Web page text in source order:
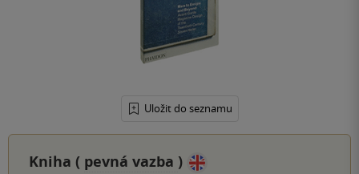
Uložit do seznamu
Kniha ( pevná vazba )